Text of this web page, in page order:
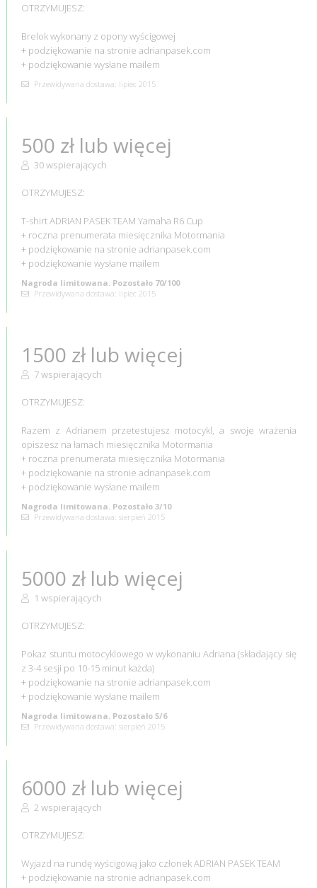
OTRZYMUJESZ:
Brelok wykonany z opony wyścigowej
+ podziękowanie na stronie adrianpasek.com
+ podziękowanie wysłane mailem
Przewidywana dostawa: lipiec 2015
500 zł lub więcej
30 wspierających
OTRZYMUJESZ:
T-shirt ADRIAN PASEK TEAM Yamaha R6 Cup
+ roczna prenumerata miesięcznika Motormania
+ podziękowanie na stronie adrianpasek.com
+ podziękowanie wysłane mailem
Nagroda limitowana. Pozostało 70/100
Przewidywana dostawa: lipiec 2015
1500 zł lub więcej
7 wspierających
OTRZYMUJESZ:
Razem z Adrianem przetestujesz motocykl, a swoje wrażenia
opiszesz na łamach miesięcznika Motormania
+ roczna prenumerata miesięcznika Motormania
+ podziękowanie na stronie adrianpasek.com
+ podziękowanie wysłane mailem
Nagroda limitowana. Pozostało 3/10
Przewidywana dostawa: sierpień 2015
5000 zł lub więcej
1 wspierających
OTRZYMUJESZ:
Pokaz stuntu motocyklowego w wykonaniu Adriana (składający się
z 3-4 sesji po 10-15 minut każda)
+ podziękowanie na stronie adrianpasek.com
+ podziękowanie wysłane mailem
Nagroda limitowana. Pozostało 5/6
Przewidywana dostawa: sierpień 2015
6000 zł lub więcej
2 wspierających
OTRZYMUJESZ:
Wyjazd na rundę wyścigową jako członek ADRIAN PASEK TEAM
+ podziękowanie na stronie adrianpasek.com